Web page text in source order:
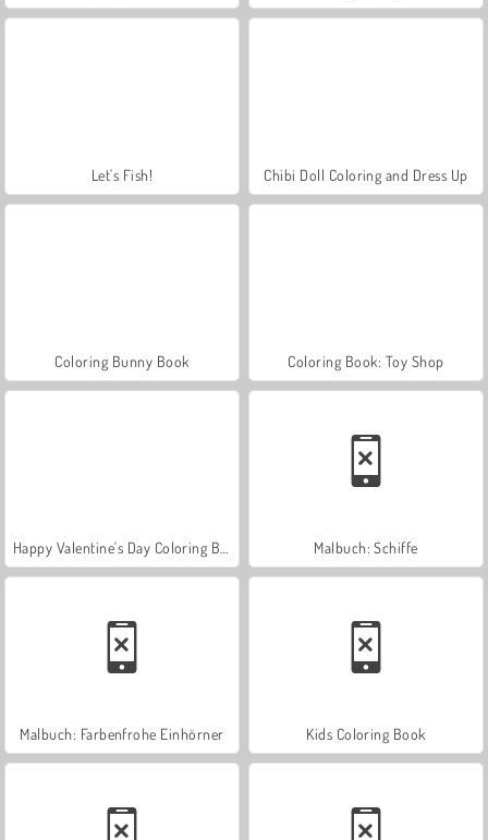
Let's Fish! Chibi Doll Coloring and Dress Up
Coloring Bunny Book Coloring Book: Toy Shop
Malbuch: Schiffe
Malbuch: Farbenfrohe Einhörner Kids Coloring Book